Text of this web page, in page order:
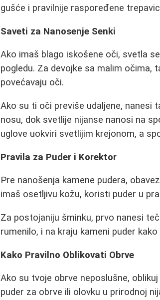
gušće i pravilnije raspoređene
Saveti za Nanosenje Senki
Ako imaš blago iskošene oči, svetla
pogledu. Za devojke sa malim očima,
povećavaju oči.
Ako su ti oči previše udaljene, nanesi
nosu, dok svetlije nijanse nanosi na
uglove uokviri svetlijim krejonom, a
Pravila za Puder i Korektor
Pre nanošenja kamene pudera,
imaš osetljivu kožu, koristi puder u
Za postojaniju šminku, prvo nanesi
rumenilo, i na kraju kameni puder
Kako Pravilno Oblikovati Obrve
Ako su tvoje obrve neposlušne,
puder za obrve ili olovku u prirodnoj